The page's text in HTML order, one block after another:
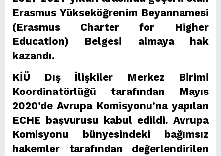
Erasmus Yükseköğrenim Beyannamesi
(Erasmus Charter for Higher
Education) Belgesi almaya hak
kazandı.
KİÜ Dış İlişkiler Merkez Birimi
Koordinatörlüğü tarafından Mayıs
2020’de Avrupa Komisyonu’na yapılan
ECHE başvurusu kabul edildi. Avrupa
Komisyonu bünyesindeki bağımsız
hakemler tarafından değerlendirilen